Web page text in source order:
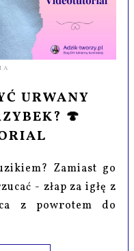
URWANY
🍄
Zamiast go
- złap za igłę z
z powrotem do